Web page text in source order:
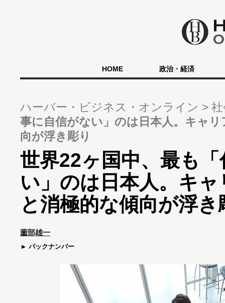
HOME 政治・経済
ハーバー・ビジネス・オンライン
事に自信がない」のは日本人。キャ
向が浮き彫り
世界22ヶ国中、最も
い」のは日本人。キ
と消極的な傾向が浮き
薗部雄一
バックナンバー